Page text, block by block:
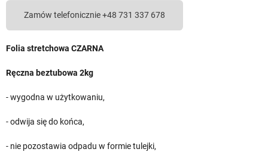
Zamów telefonicznie +48 731 337 678
Folia stretchowa CZARNA
Ręczna beztubowa 2kg
- wygodna w użytkowaniu,
- odwija się do końca,
- nie pozostawia odpadu w formie tulejki,